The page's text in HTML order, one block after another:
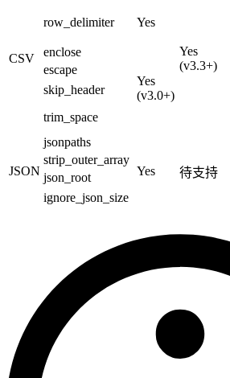
CSV
Yes
(v3.3+)
row_delimiter Yes
enclose
Yes
(v3.0+)
escape
skip_header
trim_space
JSON
jsonpaths
Yes 待支持
strip_outer_array
json_root
ignore_json_size